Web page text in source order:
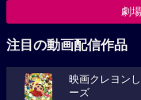
劇
注目の動画配信作品
映画クレヨン
ーズ